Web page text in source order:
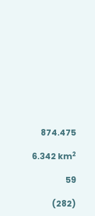
874.475
6.342 km2
59
(282)